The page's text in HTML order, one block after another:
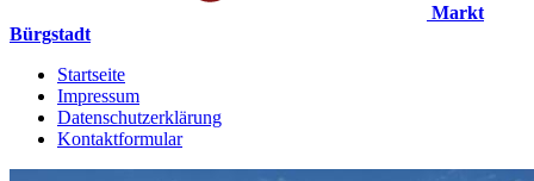
Markt
Bürgstadt
Startseite
Impressum
Datenschutzerklärung
Kontaktformular